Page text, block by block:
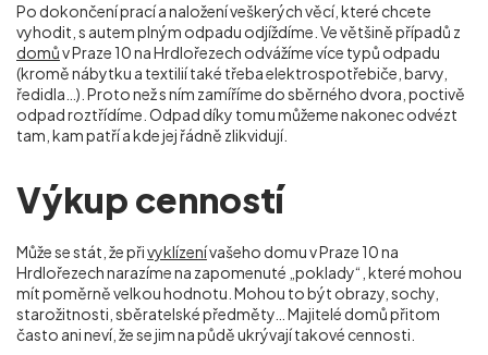
Po dokončení prací a naložení veškerých věcí, které chcete
vyhodit, s autem plným odpadu odjíždíme. Ve většině případů z
domův Praze 10 na Hrdlořezech odvážíme více typů odpadu
(kromě nábytku a textilií také třeba elektrospotřebiče, barvy,
ředidla…). Proto než s ním zamíříme do sběrného dvora, poctivě
odpad roztřídíme. Odpad díky tomu můžeme nakonec odvézt
tam, kam patří a kde jej řádně zlikvidují.
Výkup cenností
Může se stát, že přivyklízenívašeho domu v Praze 10 na
Hrdlořezech narazíme na zapomenuté „poklady“, které mohou
mít poměrně velkou hodnotu. Mohou to být obrazy, sochy,
starožitnosti, sběratelské předměty… Majitelé domů přitom
často ani neví, že se jim na půdě ukrývají takové cennosti.